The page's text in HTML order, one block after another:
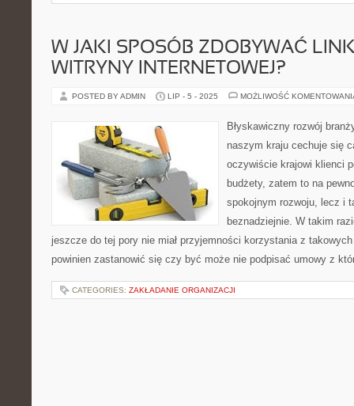
W JAKI SPOSÓB ZDOBYWAĆ
WITRYNY INTERNETOWEJ?
POSTED BY ADMIN LIP - 5 - 2025 MOŻLIWOŚĆ
Błyskawiczny rozwój
naszym kraju cechuje się
oczywiście krajowi klienci
budżety, zatem to na
spokojnym rozwoju, lecz i
beznadziejnie. W takim
jeszcze do tej pory nie miał przyjemności korzystania z takowych
powinien zastanowić się czy być może nie podpisać umowy z
CATEGORIES: ZAKŁADANIE ORGANIZACJI